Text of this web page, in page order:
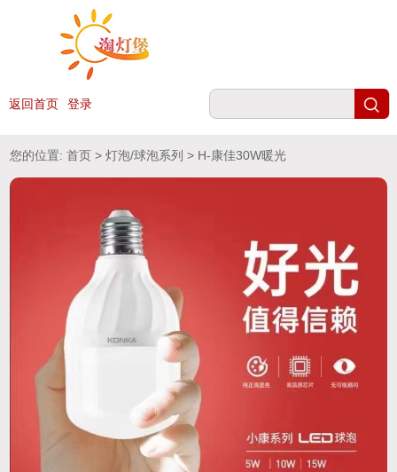
返回首页 登录
您的位置:首页 >灯泡/球泡系列 > H-康佳30W暖光